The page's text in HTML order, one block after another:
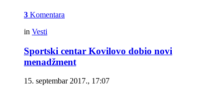
3 Komentara
in Vesti
Sportski centar Kovilovo dobio novi
menadžment
15. septembar 2017., 17:07